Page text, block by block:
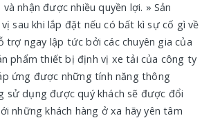
nhận được nhiều quyền lợi. » Sản
sau khi lắp đặt nếu có bất kì sự cố gì về
trợ ngay lập tức bởi các chuyên gia của
phẩm thiết bị định vị xe tải của công ty
ứng được những tính năng thông
sử dụng được quý khách sẽ được đổi
những khách hàng ở xa hãy yên tâm